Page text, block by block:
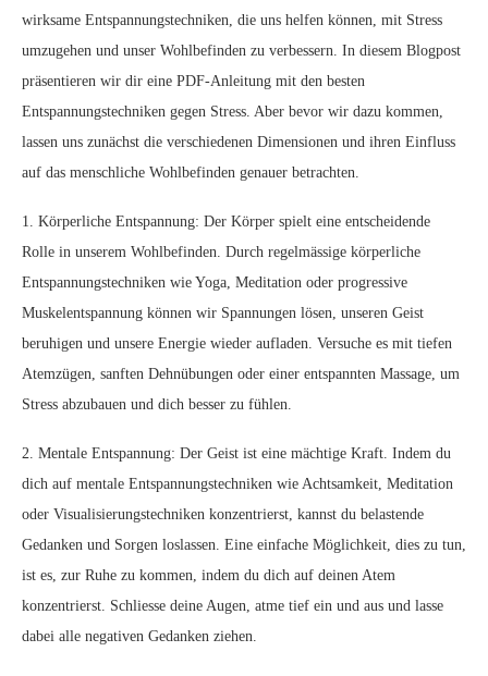
wirksame Entspannungstechniken, die uns helfen können, mit Stress
umzugehen und unser Wohlbefinden zu verbessern. In diesem Blogpost
präsentieren wir dir eine PDF-Anleitung mit den besten
Entspannungstechniken gegen Stress. Aber bevor wir dazu kommen,
lassen uns zunächst die verschiedenen Dimensionen und ihren Einfluss
auf das menschliche Wohlbefinden genauer betrachten.
1. Körperliche Entspannung: Der Körper spielt eine entscheidende
Rolle in unserem Wohlbefinden. Durch regelmässige körperliche
Entspannungstechniken wie Yoga, Meditation oder progressive
Muskelentspannung können wir Spannungen lösen, unseren Geist
beruhigen und unsere Energie wieder aufladen. Versuche es mit tiefen
Atemzügen, sanften Dehnübungen oder einer entspannten Massage, um
Stress abzubauen und dich besser zu fühlen.
2. Mentale Entspannung: Der Geist ist eine mächtige Kraft. Indem du
dich auf mentale Entspannungstechniken wie Achtsamkeit, Meditation
oder Visualisierungstechniken konzentrierst, kannst du belastende
Gedanken und Sorgen loslassen. Eine einfache Möglichkeit, dies zu tun,
ist es, zur Ruhe zu kommen, indem du dich auf deinen Atem
konzentrierst. Schliesse deine Augen, atme tief ein und aus und lasse
dabei alle negativen Gedanken ziehen.